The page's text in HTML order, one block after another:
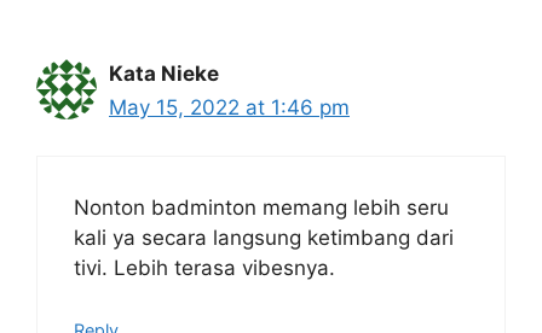
Kata Nieke
May 15, 2022 at 1:46 pm
Nonton badminton memang lebih seru
kali ya secara langsung ketimbang dari
tivi. Lebih terasa vibesnya.